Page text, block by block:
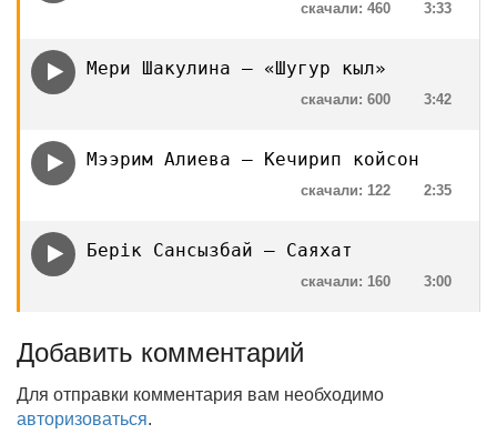
3:33
скачали: 460
Мери Шакулина — «Шугур кыл»
3:42
скачали: 600
Мээрим Алиева — Кечирип койсон
2:35
скачали: 122
Берік Сансызбай — Саяхат
3:00
скачали: 160
Добавить комментарий
Для отправки комментария вам необходимо
авторизоваться.